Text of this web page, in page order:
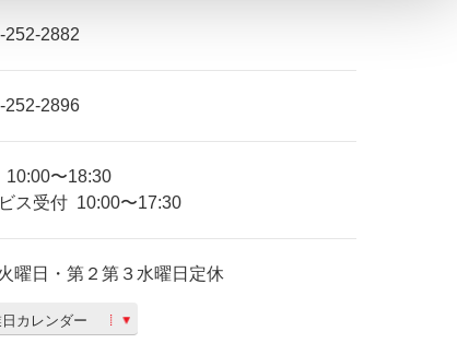
252-2882
252-2896
10:00〜18:30
ス受付 10:00〜17:30
曜日・第２第３水曜日定休
カレンダー